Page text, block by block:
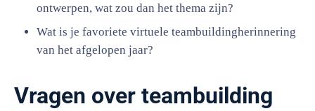
ontwerpen, wat zou dan het thema zijn?
Wat is je favoriete virtuele teambuildingherinnering
van het afgelopen jaar?
Vragen over teambuilding